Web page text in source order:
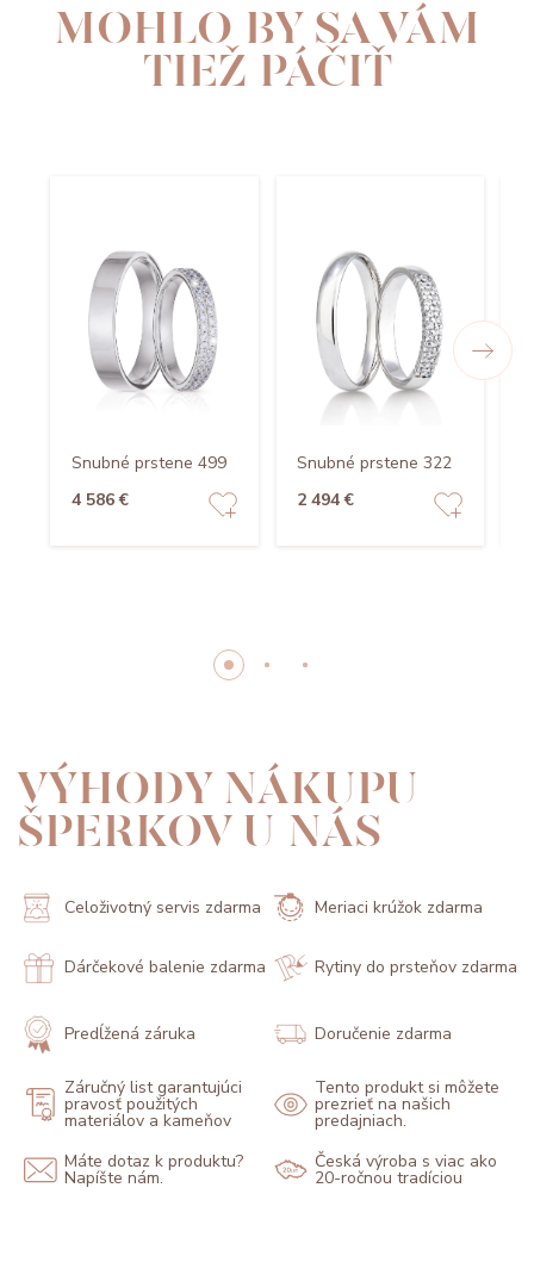
MOHLO BY SA VÁM
TIEŽ PÁČIŤ
Snubné prstene 499
4 586 €
Snubné prstene 322
2 494 €
VÝHODY NÁKUPU
ŠPERKOV U NÁS
Celoživotný servis zdarma Meriaci krúžok zdarma
Dárčekové balenie zdarma Rytiny do prsteňov zdarma
Predĺžená záruka Doručenie zdarma
Záručný list garantujúci
pravosť použitých
materiálov a kameňov
Tento produkt si môžete
prezrieť na našich
predajniach.
Máte dotaz k produktu?
Napíšte nám.
Česká výroba s viac ako
20-ročnou tradíciou